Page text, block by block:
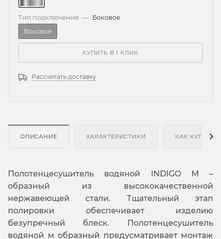
Тип подключения — Боковое
Боковое
КУПИТЬ В 1 КЛИК
Рассчитать доставку
ОПИСАНИЕ ХАРАКТЕРИСТИКИ КАК КУПИТЬ
Полотенцесушитель водяной INDIGO M –
образный из высококачественной
нержавеющей стали. Тщательный этап
полировки обеспечивает изделию
безупречный блеск. Полотенцесушитель
водяной м образный предусматривает монтаж